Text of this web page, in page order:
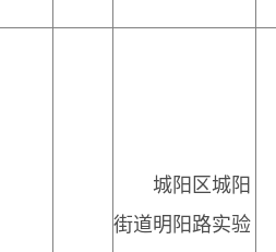
城阳区城阳
街道明阳路实验